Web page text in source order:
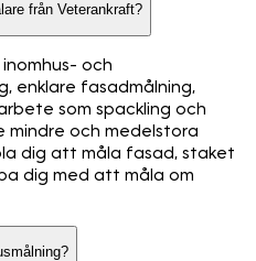
från Veterankraft?
och
enklare fasadmålning,
som spackling och
mindre och medelstora
dig att måla fasad, staket
dig med att måla om